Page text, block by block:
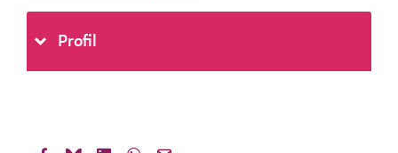
Profil